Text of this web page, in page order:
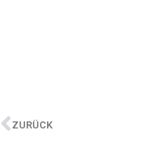
ZURÜCK